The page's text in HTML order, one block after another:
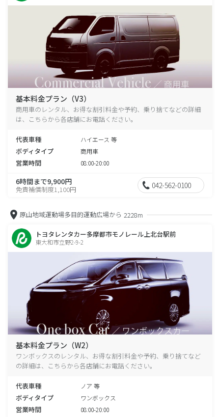
基本料金プラン（V3）
商用車のレンタル、お得な割引料金や予約、乗り捨てなどの詳細
は、こちらから各店舗にお電話ください。
代表車種 ハイエース 等
ボディタイプ 商用車
営業時間 08:00-20:00
6時間まで9,900円
免責補償制度1,100円 042-562-0100
原山地域運動場多目的運動広場から 2228m
トヨタレンタカー多摩都市モノレール上北台駅前
東大和市立野2-9-2
基本料金プラン（W2）
ワンボックスのレンタル、お得な割引料金や予約、乗り捨てなど
の詳細は、こちらから各店舗にお電話ください。
代表車種 ノア 等
ボディタイプ ワンボックス
営業時間 08:00-20:00